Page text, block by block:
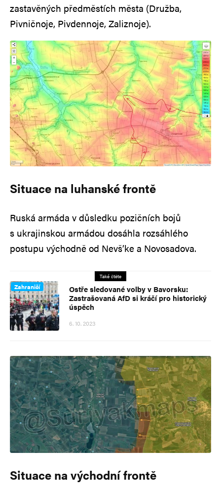
zastavěných předměstích města (Družba,
Pivničnoje, Pivdennoje, Zaliznoje).
Situace na luhanské frontě
Ruská armáda v důsledku pozičních bojů
s ukrajinskou armádou dosáhla rozsáhlého
postupu východně od Nevš’ke a Novosadova.
Také čtěte
Zahraničí
Ostře sledované volby v Bavorsku:
Zastrašovaná AfD si kráčí pro historický
úspěch
6. 10. 2023
Situace na východní frontě